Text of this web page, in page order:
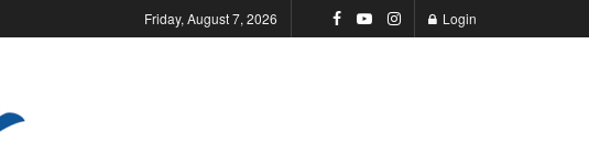
Friday, August 7, 2026 Login